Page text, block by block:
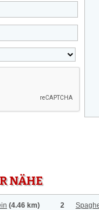
NÄHE
(4.46 km)
2